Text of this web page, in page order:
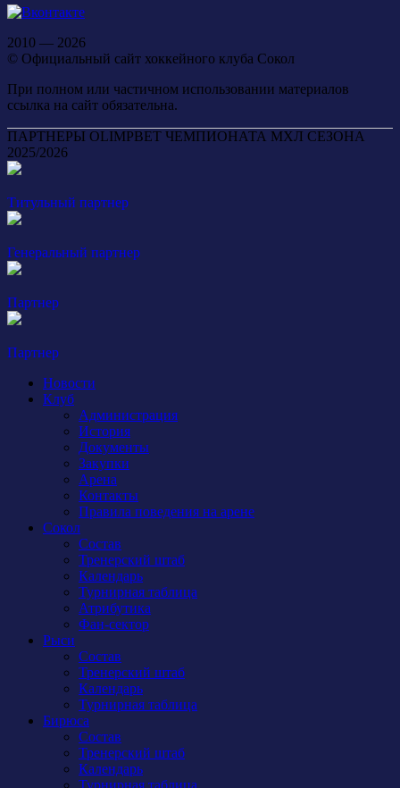
2010 — 2026
© Официальный сайт хоккейного клуба Сокол
При полном или частичном использовании материалов
ссылка на сайт обязательна.
ПАРТНЕРЫ OLIMPBET ЧЕМПИОНАТА МХЛ СЕЗОНА
2025/2026
Титульный партнер
Генеральный партнер
Партнер
Партнер
Новости
Клуб
Администрация
История
Документы
Закупки
Арена
Контакты
Правила поведения на арене
Сокол
Состав
Тренерский штаб
Календарь
Турнирная таблица
Атрибутика
Фан-сектор
Рыси
Состав
Тренерский штаб
Календарь
Турнирная таблица
Бирюса
Состав
Тренерский штаб
Календарь
Турнирная таблица